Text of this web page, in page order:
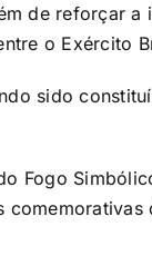
de reforçar
o Exército
sido
Fogo